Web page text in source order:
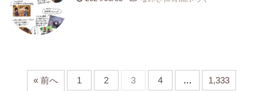
« 前へ 1 2 3 4 … 1,333